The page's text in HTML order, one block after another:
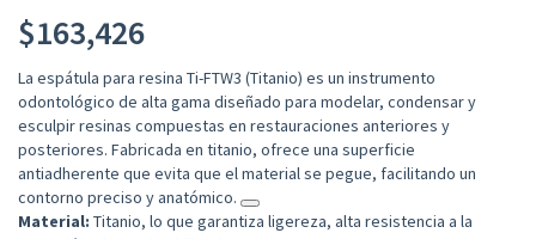
$163,426
La espátula para resina Ti-FTW3 (Titanio) es un instrumento
odontológico de alta gama diseñado para modelar, condensar y
esculpir resinas compuestas en restauraciones anteriores y
posteriores. Fabricada en titanio, ofrece una superficie
antiadherente que evita que el material se pegue, facilitando un
contorno preciso y anatómico.
Material: Titanio, lo que garantiza ligereza, alta resistencia a la